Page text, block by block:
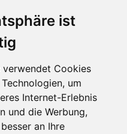
ist
verwendet Cookies
um
Internet-Erlebnis
und die Werbung,
an Ihre